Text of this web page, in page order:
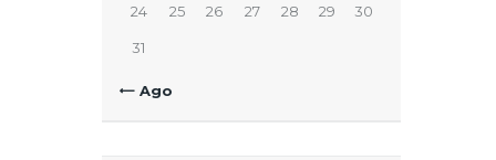
24 25 26 27 28 29 30
31
« Ago